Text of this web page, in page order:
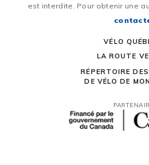
est interdite. Pour obtenir une
VÉLO
LA ROUTE
RÉPERTOIRE
DE VÉLO DE